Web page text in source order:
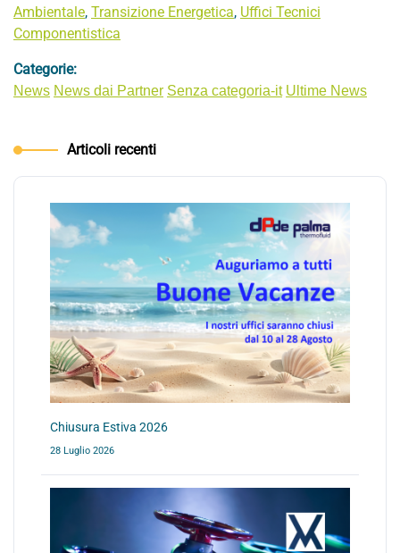
Ambientale, Transizione Energetica, Uffici Tecnici
Componentistica
Categorie:
News News dai Partner Senza categoria-it Ultime News
Articoli recenti
Chiusura Estiva 2026
28 Luglio 2026